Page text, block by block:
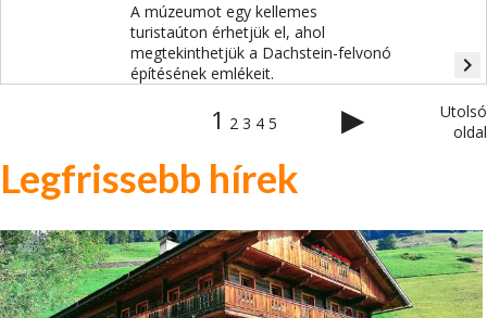
A múzeumot egy kellemes
turistaúton érhetjük el, ahol
megtekinthetjük a Dachstein-felvonó
építésének emlékeit.
navigate_next
1 2 3 4 5 ▶
Utolsó
oldal
Legfrissebb hírek